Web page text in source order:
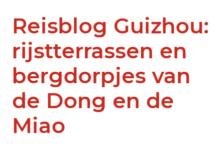
Reisblog Guizhou:
rijstterrassen en
bergdorpjes van
de Dong en de
Miao